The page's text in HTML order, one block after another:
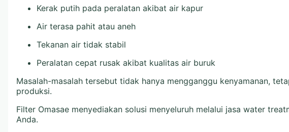
Kerak putih pada peralatan akibat air kapur
Air terasa pahit atau aneh
Tekanan air tidak stabil
Peralatan cepat rusak akibat kualitas air buruk
Masalah-masalah tersebut tidak hanya mengganggu kenyamanan,
produksi.
Filter Omasae menyediakan solusi menyeluruh melalui jasa water
Anda.